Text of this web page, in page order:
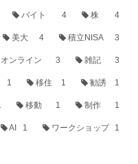
バイト 4 株 4
美大 4 積立NISA 3
オンライン 3 雑記 3
1 移住 1 勧誘 1
移動 1 制作 1
AI 1 ワークショップ 1